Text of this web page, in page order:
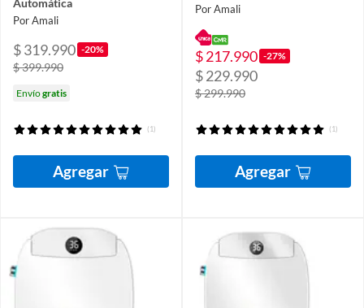
Automática
Por Amali
$ 319.990 -20%
$ 399.990
Envíogratis
(1)
Agregar
Por Amali
$ 217.990 -27%
$ 229.990
$ 299.990
(1)
Agregar